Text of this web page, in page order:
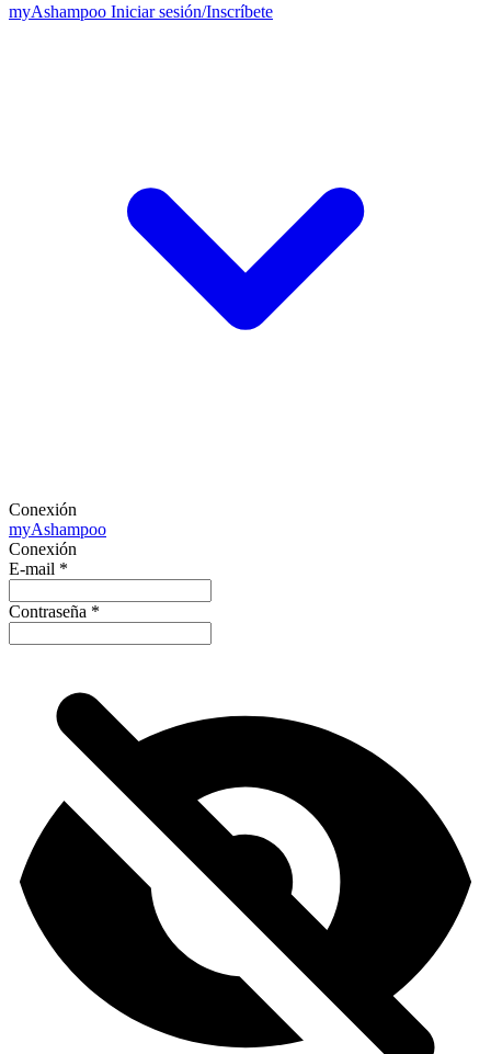
myAshampoo Iniciar sesión/Inscríbete
Conexión
myAshampoo
Conexión
E-mail *
Contraseña *